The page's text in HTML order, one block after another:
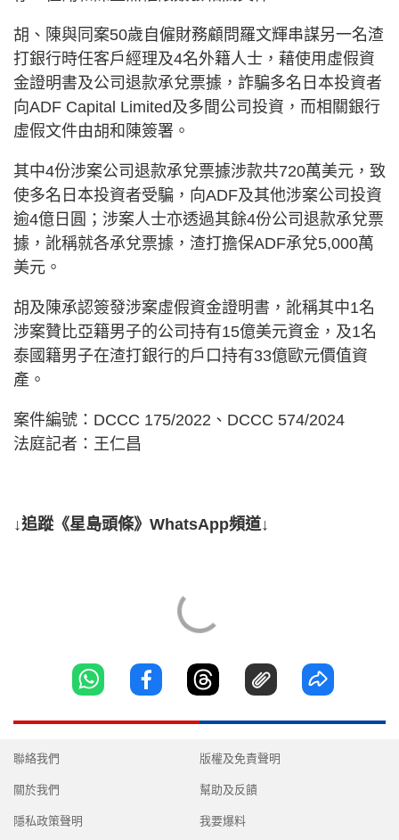
胡、陳與同案50歲自僱財務顧問羅文輝串謀另一名渣
打銀行時任客戶經理及4名外籍人士，藉使用虛假資
金證明書及公司退款承兌票據，詐騙多名日本投資者
向ADF Capital Limited及多間公司投資，而相關銀行
虛假文件由胡和陳簽署。
其中4份涉案公司退款承兌票據涉款共720萬美元，致
使多名日本投資者受騙，向ADF及其他涉案公司投資
逾4億日圓；涉案人士亦透過其餘4份公司退款承兌票
據，訛稱就各承兌票據，渣打擔保ADF承兌5,000萬
美元。
胡及陳承認簽發涉案虛假資金證明書，訛稱其中1名
涉案贊比亞籍男子的公司持有15億美元資金，及1名
泰國籍男子在渣打銀行的戶口持有33億歐元價值資
產。
案件編號：DCCC 175/2022、DCCC 574/2024
法庭記者：王仁昌
↓追蹤《星島頭條》WhatsApp頻道↓
聯絡我們
關於我們
隱私政策聲明
版權及免責聲明
幫助及反饋
我要爆料